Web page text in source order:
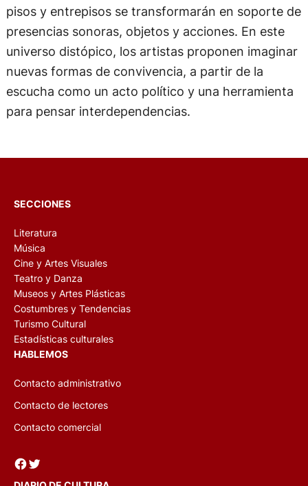
pisos y entrepisos se transformarán en soporte de
presencias sonoras, objetos y acciones. En este
universo distópico, los artistas proponen imaginar
nuevas formas de convivencia, a partir de la
escucha como un acto político y una herramienta
para pensar interdependencias.
SECCIONES
Literatura
Música
Cine y Artes Visuales
Teatro y Danza
Museos y Artes Plásticas
Costumbres y Tendencias
Turismo Cultural
Estadísticas culturales
HABLEMOS
Contacto administrativo
Contacto de lectores
Contacto comercial
Facebook Twitter